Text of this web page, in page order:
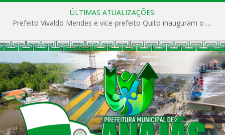
ÚLTIMAS ATUALIZAÇÕES:
Prefeito Vivaldo Mendes e vice-prefeito Quito inauguram o CAPS e fortalecem a saúde pública em Anajás.